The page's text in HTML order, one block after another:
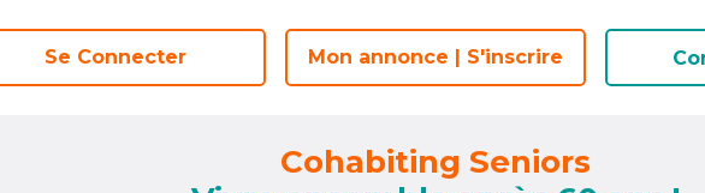
Se Connecter Mon annonce | S'inscrire
Se Connecter Mon annonce | S'inscrire
Cohabiting Seniors